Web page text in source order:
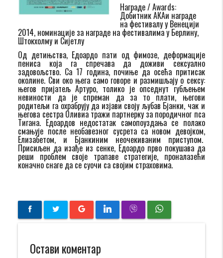
Награде / Awards:
Добитник АКАи награде
на фестивалу у Венецији
2014, номинације за награде на фестивалима у Берлину,
Штокхолму и Сијетлу
Од детињства, Едоардо пати од фимозе, деформације
пениса која га спречава да доживи сексуално
задовољство. Са 17 година, почиње да осећа притисак
околине. Сви око њега само говоре и размишљају о сексу:
његов пријатељ Артуро, толико је опседнут губљењем
невиности да је спреман да за то плати, његови
родитељи га охрабрују да изјави своју љубав Бјанки, чак и
његова сестра Оливиа тражи партнерку за породичног пса
Тигана. Едоардов недостатак самопоуздања се полако
смањује после необавезног сусрета са новом девојком,
Елизабетом, и Бјанкиним неочекиваним приступом.
Присиљен да изађе из сенке, Едоардо прво покушава да
реши проблем своје трапаве стратегије, проналазећи
коначно снаге да се суочи са својим страховима.
Остави коментар